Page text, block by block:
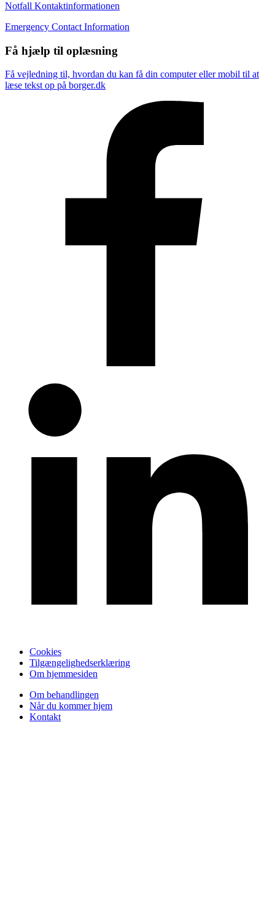
Notfall Kontaktinformationen
Emergency Contact Information
Få hjælp til oplæsning
Få vejledning til, hvordan du kan få din computer eller mobil til at
læse tekst op på borger.dk
Cookies
Tilgængelighedserklæring
Om hjemmesiden
Om behandlingen
Når du kommer hjem
Kontakt